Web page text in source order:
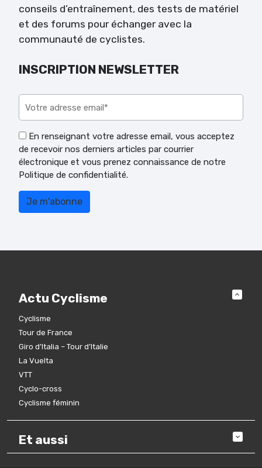
conseils d’entraînement, des tests de matériel
et des forums pour échanger avec la
communauté de cyclistes.
INSCRIPTION NEWSLETTER
En renseignant votre adresse email, vous acceptez
de recevoir nos derniers articles par courrier
électronique et vous prenez connaissance de notre
Politique de confidentialité.
Actu Cyclisme
Cyclisme
Tour de France
Giro d’Italia – Tour d’Italie
La Vuelta
VTT
Cyclo-cross
Cyclisme féminin
Et aussi